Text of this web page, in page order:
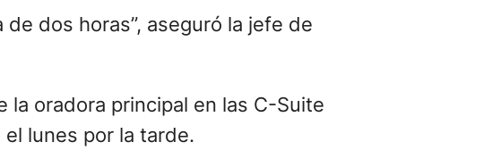
dos horas”, aseguró la jefe de
la oradora principal en las C-Suite
lunes por la tarde.